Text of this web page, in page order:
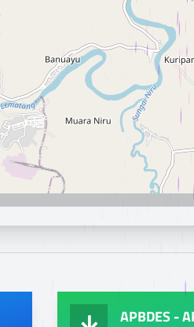
APBDES -